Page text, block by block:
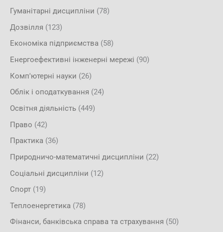
Гуманітарні дисципліни (78)
Дозвілля (123)
Економіка підприємства (58)
Енергоефективні інженерні мережі (90)
Комп'ютерні науки (26)
Облік і оподаткування (24)
Освітня діяльність (449)
Право (42)
Практика (36)
Природничо-математичні дисципліни (22)
Соціальні дисципліни (12)
Спорт (19)
Теплоенергетика (78)
Фінанси, банківська справа та страхування (50)